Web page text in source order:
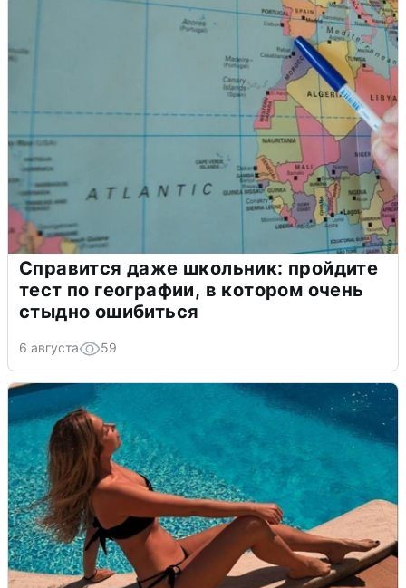
Справится даже школьник: пройдите
тест по географии, в котором очень
стыдно ошибиться
6 августа 59